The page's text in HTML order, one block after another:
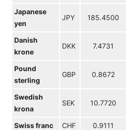
Japanese
yen
JPY 185.4500
Danish
krone
DKK 7.4731
Pound
sterling
GBP 0.8672
Swedish
krona
SEK 10.7720
Swiss franc CHF 0.9111